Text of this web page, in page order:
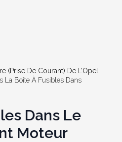
(prise De Courant) De L’Opel
La Boîte À Fusibles Dans
Dans Le
Moteur